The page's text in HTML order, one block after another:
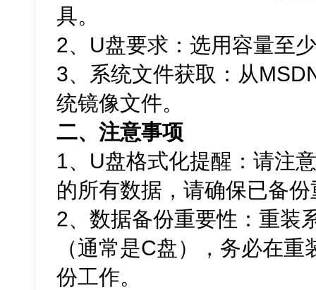
具。
2、U盘要求：选用容量至
3、系统文件获取：从
统镜像文件。
二、注意事项
1、U盘格式化提醒：请注
的所有数据，请确保已备
2、数据备份重要性：重装
（通常是C盘），务必在
份工作。